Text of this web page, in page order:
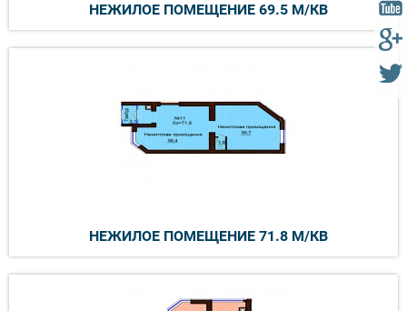
НЕЖИЛОЕ ПОМЕЩЕНИЕ 69.5 М/КВ
НЕЖИЛОЕ ПОМЕЩЕНИЕ 71.8 М/КВ